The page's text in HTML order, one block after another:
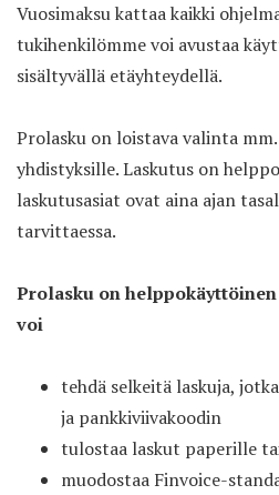
Vuosimaksu kattaa kaikki
tukihenkilömme voi avustaa
sisältyvällä etäyhteydellä.
Prolasku on loistava valinta
yhdistyksille. Laskutus on
laskutusasiat ovat aina ajan
tarvittaessa.
Prolasku on
voi
tehdä selkeitä laskuja,
ja pankkiviivakoodin
tulostaa laskut paperille
muodostaa Finvoice-